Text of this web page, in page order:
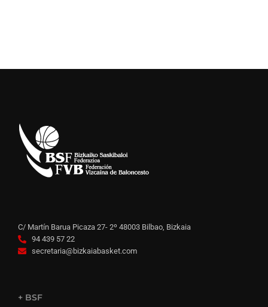
C/ Martín Barua Picaza 27- 2º 48003 Bilbao, Bizkaia
94 439 57 22
secretaria@bizkaiabasket.com
+ BSF